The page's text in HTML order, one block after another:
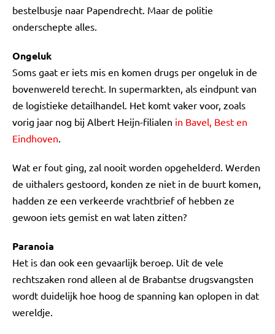
bestelbusje naar Papendrecht. Maar de politie
onderschepte alles.
Ongeluk
Soms gaat er iets mis en komen drugs per ongeluk in de
bovenwereld terecht. In supermarkten, als eindpunt van
de logistieke detailhandel. Het komt vaker voor, zoals
vorig jaar nog bij Albert Heijn-filialen in Bavel, Best en
Eindhoven.
Wat er fout ging, zal nooit worden opgehelderd. Werden
de uithalers gestoord, konden ze niet in de buurt komen,
hadden ze een verkeerde vrachtbrief of hebben ze
gewoon iets gemist en wat laten zitten?
Paranoia
Het is dan ook een gevaarlijk beroep. Uit de vele
rechtszaken rond alleen al de Brabantse drugsvangsten
wordt duidelijk hoe hoog de spanning kan oplopen in dat
wereldje.